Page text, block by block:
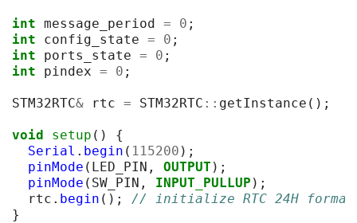
int message_period = 0 ;
int
config_state = 0 ;
int
ports_state = 0 ;
int
pindex = 0 ;
STM32RTC& rtc = STM32RTC :: getInstance ();
void setup ()
{
Serial . begin ( 115200 );
pinMode ( LED_PIN , OUTPUT );
pinMode ( SW_PIN , INPUT_PULLUP );
rtc . begin ();
// initialize RTC 24H format
}